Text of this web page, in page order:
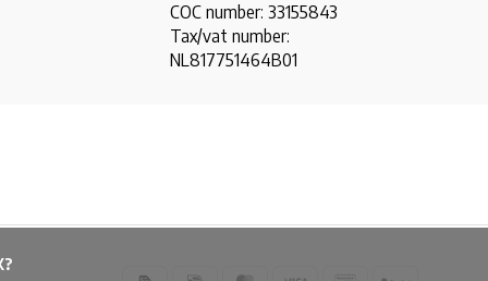
COC number: 33155843
Tax/vat number:
NL817751464B01